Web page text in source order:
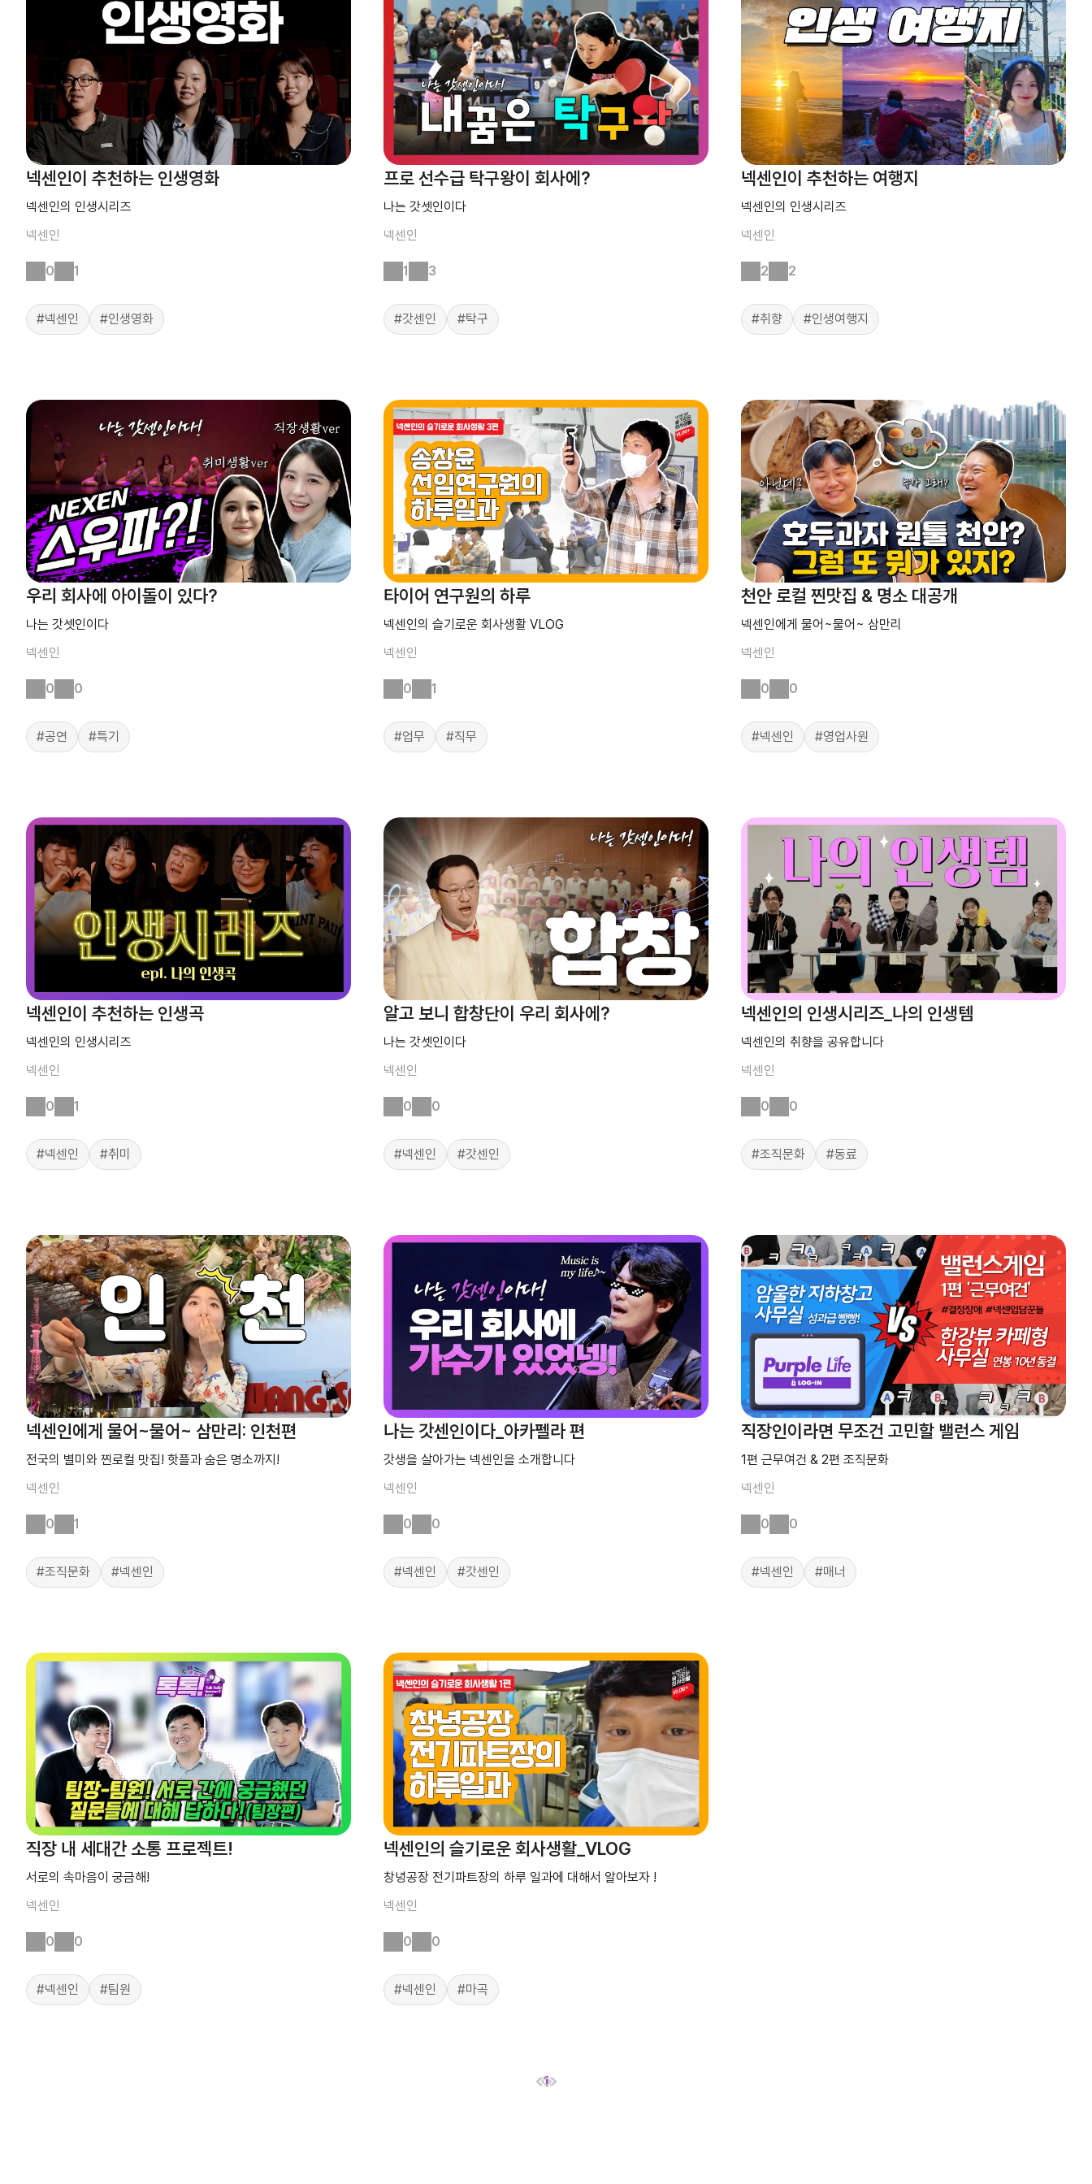
넥센인이 추천하는 인생영화
넥센인의 인생시리즈
넥센인
0 1
#넥센인 #인생영화
프로 선수급 탁구왕이 회사에?
나는 갓셋인이다
넥센인
1 3
#갓센인 #탁구
넥센인이 추천하는 여행지
넥센인의 인생시리즈
넥센인
2 2
#취향 #인생여행지
우리 회사에 아이돌이 있다?
나는 갓셋인이다
넥센인
0 0
#공연 #특기
타이어 연구원의 하루
넥센인의 슬기로운 회사생활 VLOG
넥센인
0 1
#업무 #직무
천안 로컬 찐맛집 & 명소 대공개
넥센인에게 물어~물어~ 삼만리
넥센인
0 0
#넥센인 #영업사원
넥센인이 추천하는 인생곡
넥센인의 인생시리즈
넥센인
0 1
#넥센인 #취미
알고 보니 합창단이 우리 회사에?
나는 갓셋인이다
넥센인
0 0
#넥센인 #갓센인
넥센인의 인생시리즈_나의 인생템
넥센인의 취향을 공유합니다
넥센인
0 0
#조직문화 #동료
넥센인에게 물어~물어~ 삼만리: 인천편
전국의 별미와 찐로컬 맛집! 핫플과 숨은 명소까지!
넥센인
0 1
#조직문화 #넥센인
나는 갓센인이다_아카펠라 편
갓생을 살아가는 넥센인을 소개합니다
넥센인
0 0
#넥센인 #갓센인
직장인이라면 무조건 고민할 밸런스 게임
1편 근무여건 & 2편 조직문화
넥센인
0 0
#넥센인 #매너
직장 내 세대간 소통 프로젝트!
서로의 속마음이 궁금해!
넥센인
0 0
#넥센인 #팀원
넥센인의 슬기로운 회사생활_VLOG
창녕공장 전기파트장의 하루 일과에 대해서 알아보자 !
넥센인
0 0
#넥센인 #마곡
1